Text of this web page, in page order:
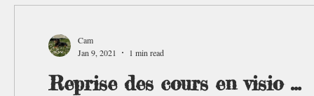
Cam
Jan 9, 2021
1 min read
Reprise des cours en visio ...